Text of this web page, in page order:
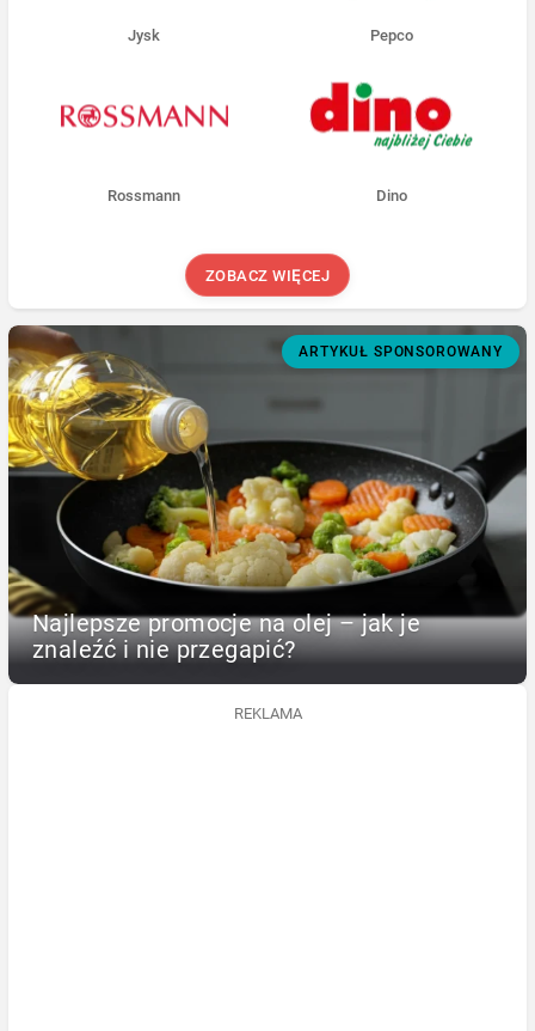
Jysk Pepco
Rossmann Dino
ZOBACZ WIĘCEJ
ARTYKUŁ SPONSOROWANY
Najlepsze promocje na olej – jak je
znaleźć i nie przegapić?
REKLAMA